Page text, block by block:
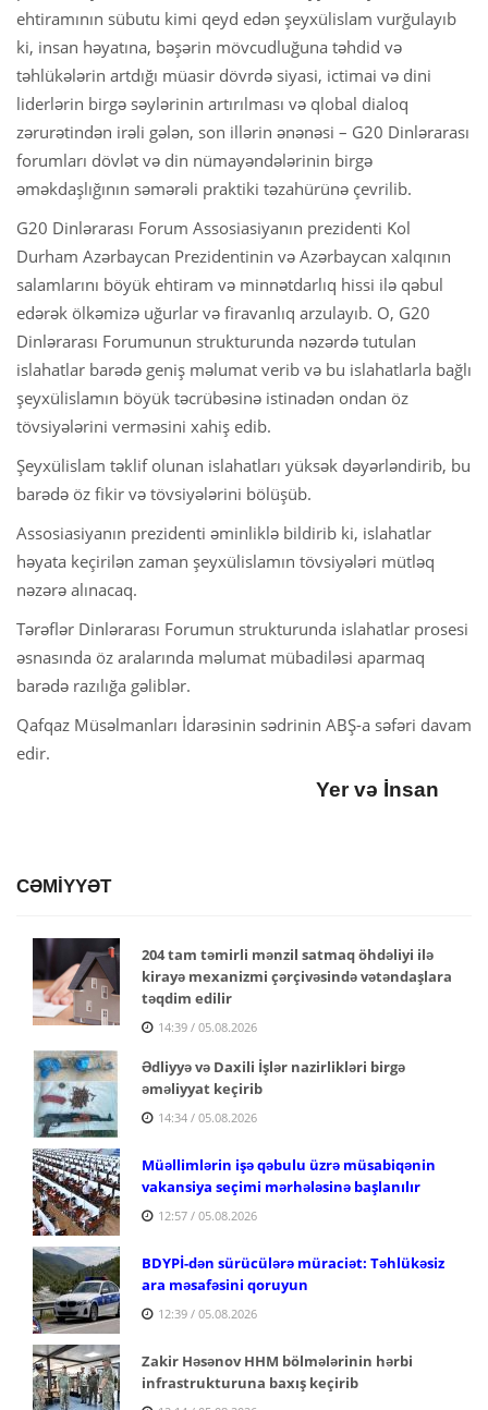
ehtiramının sübutu kimi qeyd edən şeyxülislam vurğulayıb
ki, insan həyatına, bəşərin mövcudluğuna təhdid və
təhlükələrin artdığı müasir dövrdə siyasi, ictimai və dini
liderlərin birgə səylərinin artırılması və qlobal dialoq
zərurətindən irəli gələn, son illərin ənənəsi – G20 Dinlərarası
forumları dövlət və din nümayəndələrinin birgə
əməkdaşlığının səmərəli praktiki təzahürünə çevrilib.
G20 Dinlərarası Forum Assosiasiyanın prezidenti Kol
Durham Azərbaycan Prezidentinin və Azərbaycan xalqının
salamlarını böyük ehtiram və minnətdarlıq hissi ilə qəbul
edərək ölkəmizə uğurlar və firavanlıq arzulayıb. O, G20
Dinlərarası Forumunun strukturunda nəzərdə tutulan
islahatlar barədə geniş məlumat verib və bu islahatlarla bağlı
şeyxülislamın böyük təcrübəsinə istinadən ondan öz
tövsiyələrini verməsini xahiş edib.
Şeyxülislam təklif olunan islahatları yüksək dəyərləndirib, bu
barədə öz fikir və tövsiyələrini bölüşüb.
Assosiasiyanın prezidenti əminliklə bildirib ki, islahatlar
həyata keçirilən zaman şeyxülislamın tövsiyələri mütləq
nəzərə alınacaq.
Tərəflər Dinlərarası Forumun strukturunda islahatlar prosesi
əsnasında öz aralarında məlumat mübadiləsi aparmaq
barədə razılığa gəliblər.
Qafqaz Müsəlmanları İdarəsinin sədrinin ABŞ-a səfəri davam
edir.
Yer və İnsan
CƏMİYYƏT
204 tam təmirli mənzil satmaq öhdəliyi ilə
kirayə mexanizmi çərçivəsində vətəndaşlara
təqdim edilir
14:39 / 05.08.2026
Ədliyyə və Daxili İşlər nazirlikləri birgə
əməliyyat keçirib
14:34 / 05.08.2026
Müəllimlərin işə qəbulu üzrə müsabiqənin
vakansiya seçimi mərhələsinə başlanılır
12:57 / 05.08.2026
BDYPİ-dən sürücülərə müraciət: Təhlükəsiz
ara məsafəsini qoruyun
12:39 / 05.08.2026
Zakir Həsənov HHM bölmələrinin hərbi
infrastrukturuna baxış keçirib